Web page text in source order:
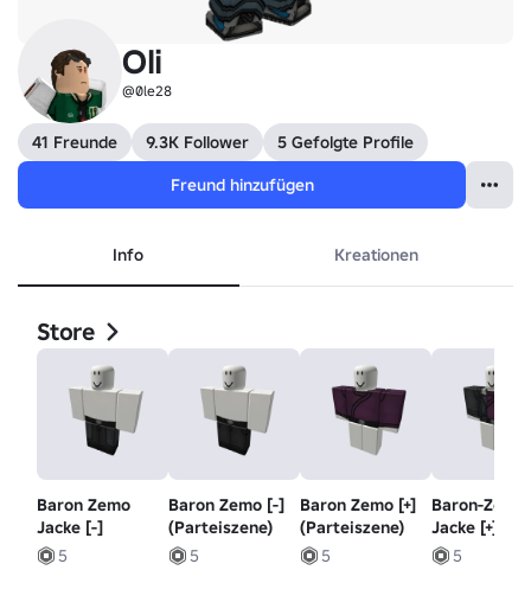
Oli
@0le28
41 Freunde 9.3K Follower
5 Gefolgte Profile
Freund hinzufügen
Info Kreationen
Store
Baron Zemo
Jacke [-]
5
Baron Zemo [-]
(Parteiszene)
5
Baron Zemo [+]
(Parteiszene)
5
Baron-
Jacke [+]
5